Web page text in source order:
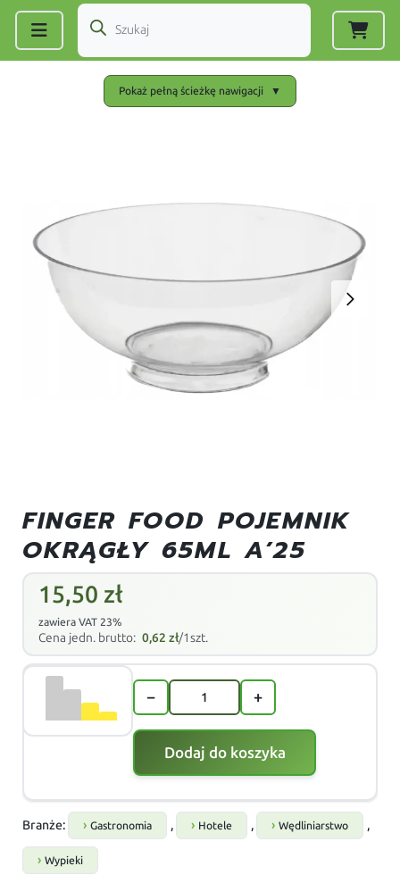
Pokaż pełną ścieżkę nawigacji ▼
FINGER FOOD POJEMNIK
OKRĄGŁY 65ML A’25
15,50 zł
zawiera VAT 23%
Cena jedn. brutto: 0,62zł/1szt.
− +
Dodaj do koszyka
Branże: Gastronomia , Hotele , Wędliniarstwo ,
Wypieki